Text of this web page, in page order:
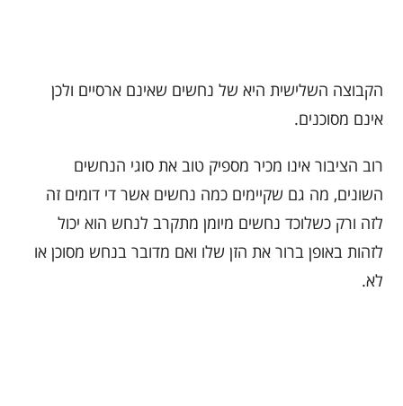
הקבוצה השלישית היא של נחשים שאינם ארסיים ולכן
אינם מסוכנים.
רוב הציבור אינו מכיר מספיק טוב את סוגי הנחשים
השונים, מה גם שקיימים כמה נחשים אשר די דומים זה
לזה ורק כשלוכד נחשים מיומן מתקרב לנחש הוא יכול
לזהות באופן ברור את הזן שלו ואם מדובר בנחש מסוכן או
לא.